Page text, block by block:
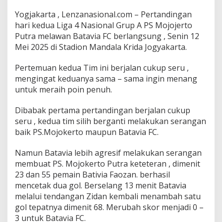
Yogjakarta , Lenzanasional.com – Pertandingan
hari kedua Liga 4 Nasional Grup A PS Mojojerto
Putra melawan Batavia FC berlangsung , Senin 12
Mei 2025 di Stadion Mandala Krida Jogyakarta.
Pertemuan kedua Tim ini berjalan cukup seru ,
mengingat keduanya sama – sama ingin menang
untuk meraih poin penuh.
Dibabak pertama pertandingan berjalan cukup
seru , kedua tim silih berganti melakukan serangan
baik PS.Mojokerto maupun Batavia FC.
Namun Batavia lebih agresif melakukan serangan
membuat PS. Mojokerto Putra keteteran , dimenit
23 dan 55 pemain Bativia Faozan. berhasil
mencetak dua gol. Berselang 13 menit Batavia
melalui tendangan Zidan kembali menambah satu
gol tepatnya dimenit 68. Merubah skor menjadi 0 –
3 untuk Batavia FC.